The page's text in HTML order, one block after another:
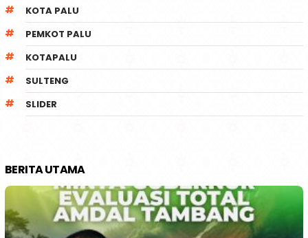
KOTA PALU
PEMKOT PALU
KOTAPALU
SULTENG
SLIDER
BERITA UTAMA